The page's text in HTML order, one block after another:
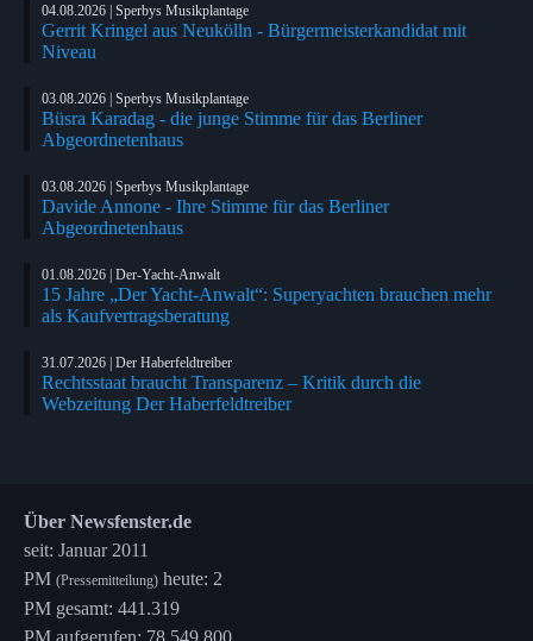
04.08.2026 | Sperbys Musikplantage
Gerrit Kringel aus Neukölln - Bürgermeisterkandidat mit
Niveau
03.08.2026 | Sperbys Musikplantage
Büsra Karadag - die junge Stimme für das Berliner
Abgeordnetenhaus
03.08.2026 | Sperbys Musikplantage
Davide Annone - Ihre Stimme für das Berliner
Abgeordnetenhaus
01.08.2026 | Der-Yacht-Anwalt
15 Jahre „Der Yacht-Anwalt“: Superyachten brauchen mehr
als Kaufvertragsberatung
31.07.2026 | Der Haberfeldtreiber
Rechtsstaat braucht Transparenz – Kritik durch die
Webzeitung Der Haberfeldtreiber
Über Newsfenster.de
seit: Januar 2011
PM (Pressemitteilung) heute: 2
PM gesamt: 441.319
PM aufgerufen: 78.549.800